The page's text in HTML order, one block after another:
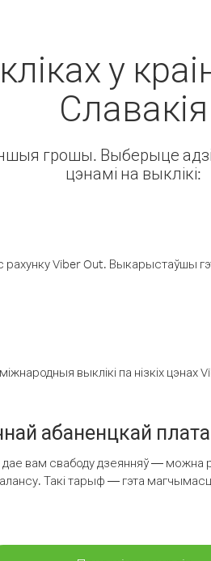
у
Славакія
грошы. Выберыце
цэнамі на выклікі:
рахунку Viber Out. Выкарыстаўшы
выклікі па нізкіх цэнах
абаненцкай
вам свабоду дзеянняў — можна
Такі тарыф — гэта